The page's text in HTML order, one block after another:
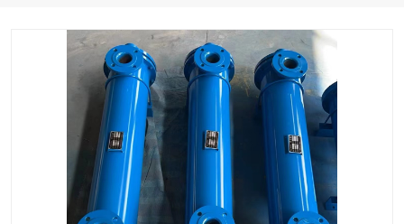
高压球阀 电机
列管式油冷却器